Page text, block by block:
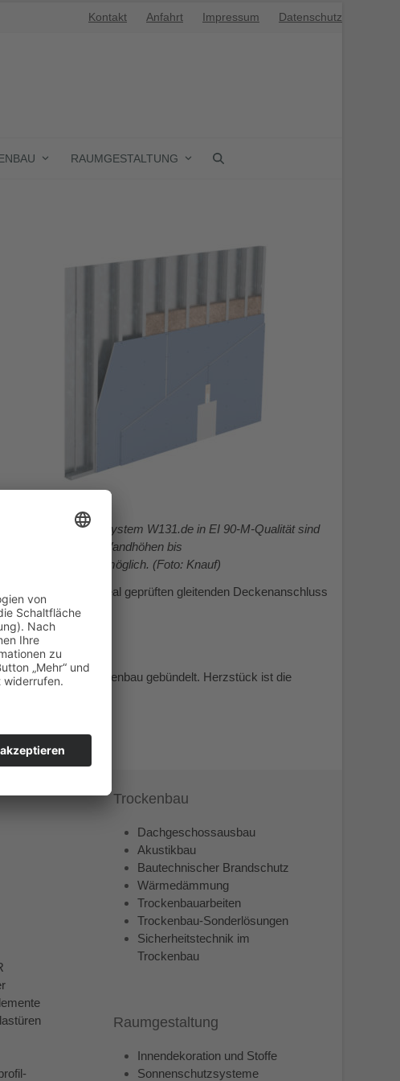
Kontakt Anfahrt Impressum Datenschutz
RAUMGESTALTUNG
neuen Brandwandsystem W131.de in EI 90-M-Qualität sind
Wandhöhen bis
9 Meter möglich. (Foto: Knauf)
durch einen real geprüften gleitenden Deckenanschluss
Trockenbau gebündelt. Herzstück ist die
Trockenbau
Dachgeschossausbau
Akustikbau
Bautechnischer Brandschutz
Wärmedämmung
Trockenbauarbeiten
Trockenbau-Sonderlösungen
Sicherheitstechnik im
Trockenbau
Raumgestaltung
Innendekoration und Stoffe
Sonnenschutzsysteme